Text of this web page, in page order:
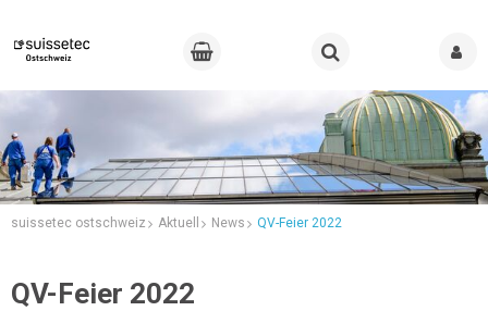
suissetec ostschweiz Aktuell News QV-Feier 2022
QV-Feier 2022